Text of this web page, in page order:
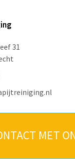
31
MET